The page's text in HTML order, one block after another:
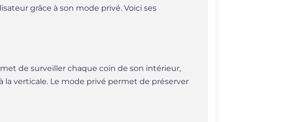
grâce à son mode privé. Voici ses
de surveiller chaque coin de son intérieur,
la verticale. Le mode privé permet de préserver